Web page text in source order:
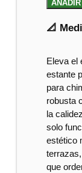
📐
Eleva el
estante
para
robusta
la
solo
estético
que